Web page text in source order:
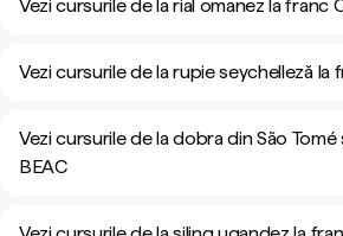
Vezi cursurile de la rial omanez la franc
Vezi cursurile de la rupie seychelleză la
Vezi cursurile de la dobra din São
BEAC